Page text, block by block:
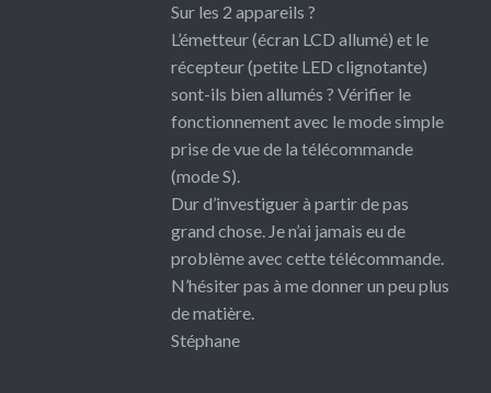
Sur les 2 appareils ?
L’émetteur (écran LCD allumé) et le
récepteur (petite LED clignotante)
sont-ils bien allumés ? Vérifier le
fonctionnement avec le mode simple
prise de vue de la télécommande
(mode S).
Dur d’investiguer à partir de pas
grand chose. Je n’ai jamais eu de
problème avec cette télécommande.
N’hésiter pas à me donner un peu plus
de matière.
Stéphane